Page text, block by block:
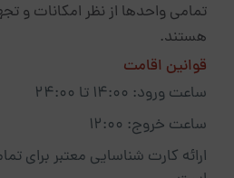
تمامی واحدها از نظر امکانات و
هستند.
قوانین اقامت
ساعت ورود: ۱۴:۰۰ تا ۲۴:۰۰
ساعت خروج: ۱۲:۰۰
ارائه کارت شناسایی معتبر برای